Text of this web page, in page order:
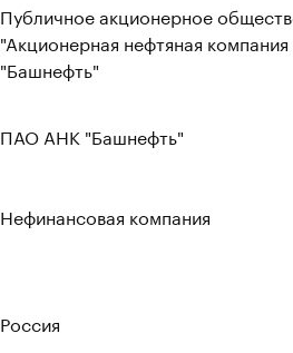
Публичное акционерное
"Акционерная нефтяная компания
"Башнефть"
ПАО АНК "Башнефть"
Нефинансовая компания
Россия